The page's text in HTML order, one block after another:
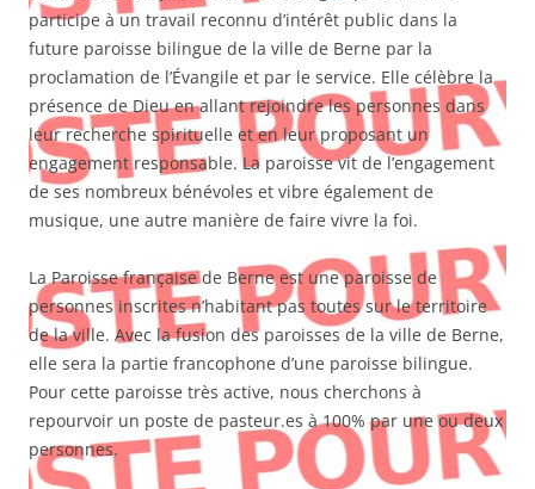
participe à un travail reconnu d’intérêt public dans la
future paroisse bilingue de la ville de Berne par la
proclamation de l’Évangile et par le service. Elle célèbre la
présence de Dieu en allant rejoindre les personnes dans
leur recherche spirituelle et en leur proposant un
engagement responsable. La paroisse vit de l’engagement
de ses nombreux bénévoles et vibre également de
musique, une autre manière de faire vivre la foi.
La Paroisse française de Berne est une paroisse de
personnes inscrites n’habitant pas toutes sur le territoire
de la ville. Avec la fusion des paroisses de la ville de Berne,
elle sera la partie francophone d’une paroisse bilingue.
Pour cette paroisse très active, nous cherchons à
repourvoir un poste de pasteur.es à 100% par une ou deux
personnes.